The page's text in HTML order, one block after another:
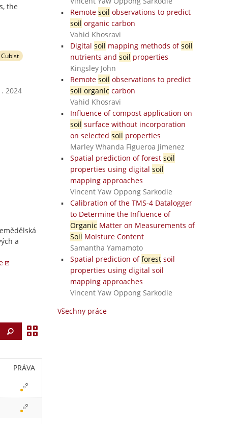
the
Cubist
2024
a
Remote soil observations to predict
soil organic carbon
Vahid Khosravi
Digital soil mapping methods ofsoil
nutrients and soil properties
Kingsley John
Remote soil observations to predict
soil organic carbon
Vahid Khosravi
Influence of compost application on
soil surface without incorporation
on selected soil properties
Marley Whanda Figueroa Jimenez
Spatial prediction of forest soil
properties using digital soil
mapping approaches
Vincent Yaw Oppong Sarkodie
Calibration of the TMS-4 Datalogger
to Determine the Influence of
Organic Matter on Measurements of
Soil Moisture Content
Samantha Yamamoto
Spatial prediction offorestsoil
properties using digital soil
mapping approaches
Vincent Yaw Oppong Sarkodie
Všechny práce
Vyhledat
PRÁVA